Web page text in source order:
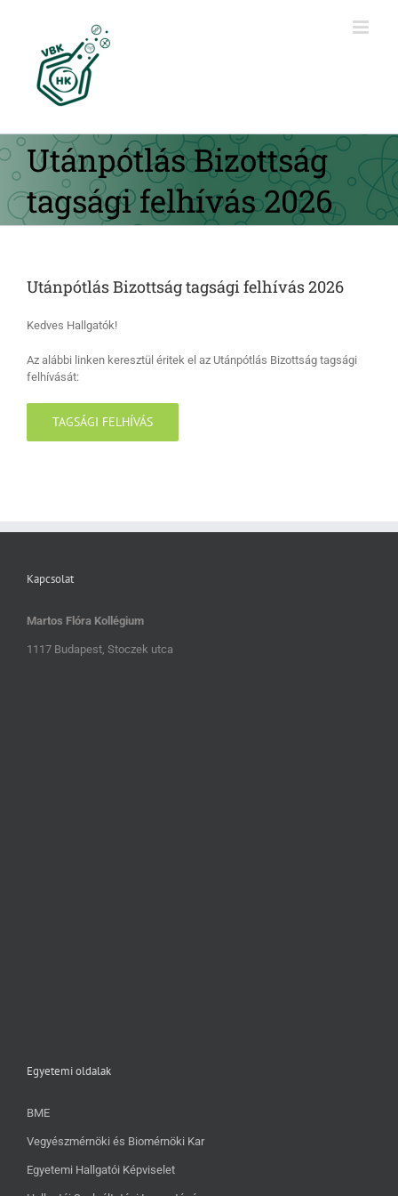
Utánpótlás Bizottság
tagsági felhívás 2026
Utánpótlás Bizottság tagsági felhívás 2026
Kedves Hallgatók!
Az alábbi linken keresztül éritek el az Utánpótlás Bizottság tagsági
felhívását:
TAGSÁGI FELHÍVÁS
Kapcsolat
Martos Flóra Kollégium
1117 Budapest, Stoczek utca
Egyetemi oldalak
BME
Vegyészmérnöki és Biomérnöki Kar
Egyetemi Hallgatói Képviselet